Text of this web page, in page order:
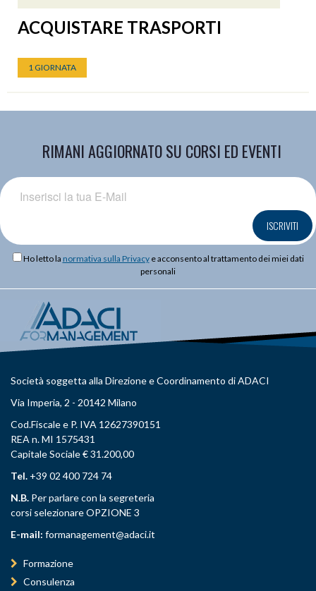
ACQUISTARE TRASPORTI
1 GIORNATA
RIMANI AGGIORNATO SU CORSI ED EVENTI
ISCRIVITI
Ho letto la normativa sulla Privacye acconsento al trattamento dei miei dati
personali
Società soggetta alla Direzione e Coordinamento di ADACI
Via Imperia, 2 - 20142 Milano
Cod.Fiscale e P. IVA 12627390151
REA n. MI 1575431
Capitale Sociale € 31.200,00
Tel. +39 02 400 724 74
N.B. Per parlare con la segreteria
corsi selezionare OPZIONE 3
E-mail: formanagement@adaci.it
Formazione
Consulenza